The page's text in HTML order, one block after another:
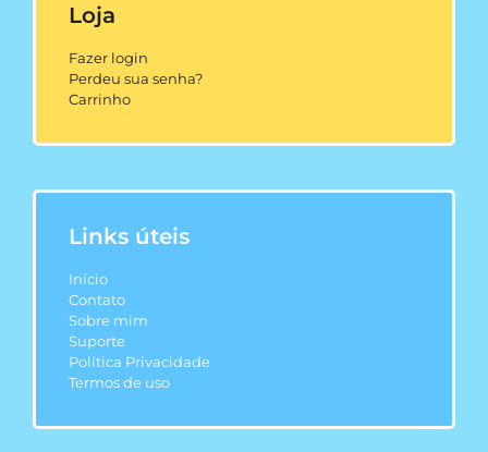
Loja
Fazer login
Perdeu sua senha?
Carrinho
Links úteis
Início
Contato
Sobre mim
Suporte
Política Privacidade
Termos de uso